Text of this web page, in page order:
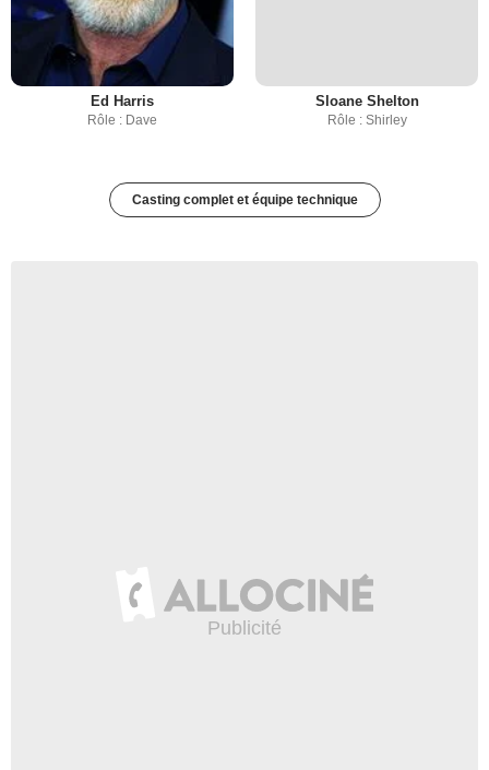
Ed Harris
Rôle : Dave
Sloane Shelton
Rôle : Shirley
Casting complet et équipe technique